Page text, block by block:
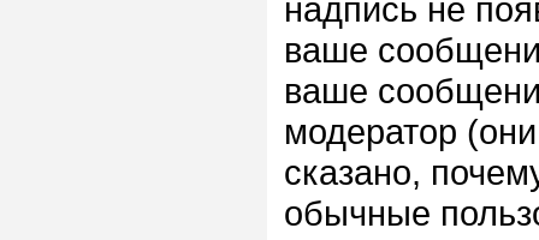
надпись не
ваше
ваше
модератор
сказано,
обычные